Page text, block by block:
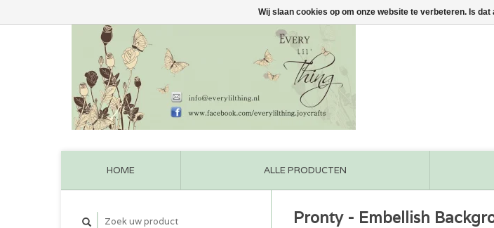
HOME ALLE PRODUCTEN
Pronty - Embellish
Wij slaan cookies op om onze website te verbeteren. Is dat